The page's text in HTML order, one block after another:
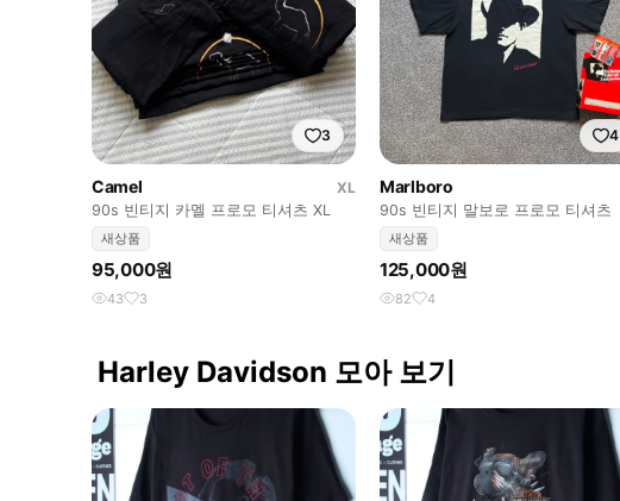
3
Camel
XL
90s 빈티지 카멜 프로모 티셔츠 XL
새상품
95,000원
43 3
4
Marlboro
90s 빈티지 말보로 프로모 티셔츠
새상품
125,000원
82 4
Harley Davidson 모아 보기